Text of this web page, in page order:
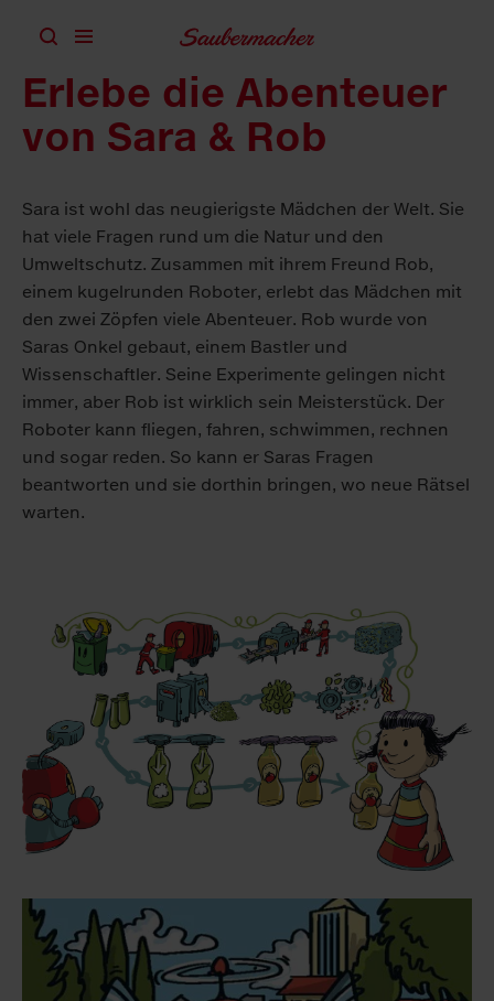
Erlebe die Abenteuer
von Sara & Rob
Sara ist wohl das neugierigste Mädchen der Welt. Sie
hat viele Fragen rund um die Natur und den
Umweltschutz. Zusammen mit ihrem Freund Rob,
einem kugelrunden Roboter, erlebt das Mädchen mit
den zwei Zöpfen viele Abenteuer. Rob wurde von
Saras Onkel gebaut, einem Bastler und
Wissenschaftler. Seine Experimente gelingen nicht
immer, aber Rob ist wirklich sein Meisterstück. Der
Roboter kann fliegen, fahren, schwimmen, rechnen
und sogar reden. So kann er Saras Fragen
beantworten und sie dorthin bringen, wo neue Rätsel
warten.